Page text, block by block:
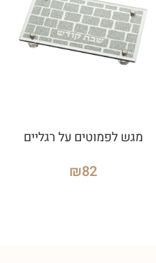
מגש לפמוטים על רגליים
₪82